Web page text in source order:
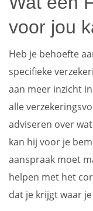
voor jou
Heb je behoefte
specifieke
aan meer inzicht
alle
adviseren over
kan hij voor je
aanspraak moet
helpen met het
dat je krijgt waar